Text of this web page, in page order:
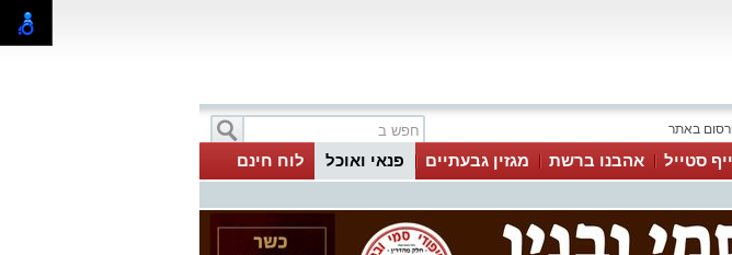
באתר
סטייל אהבנו ברשת מגזין גבעתיים פנאי ואוכל לוח חינם